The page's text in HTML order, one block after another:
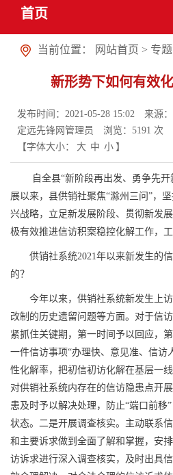
首页
当前位置： 网站首页 > 专
新形势下如何有效
发布时间：2021-05-28 15:02 来源
定远先锋网管理员
浏览： 5191 次
【字体大小：
大 中 小 】
自全县“新阶段再出发、勇争先
展以来，县供销社聚焦“滁州三问”，
兴战略，立足新发展阶段、贯彻新发
极有效推进信访积案稳控化解工作，工
供销社系统2021年以来新发生的
的？
今年以来，供销社系统新发生上
改制的历史遗留问题等方面。对于信
紧抓住关键期，第一时间予以回应，
一件信访事项“办理快、意见准、信访
性化解率，把初信初访化解在基层一
对供销社系统内存在的信访隐患点开
患及时予以解决处理，防止“端口前移
状态。二是开展调查核实。主动联系
和主要诉求做到全面了解和掌握，安
访诉求进行深入调查核实，及时出具